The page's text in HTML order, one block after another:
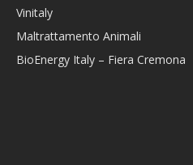
Vinitaly
Maltrattamento Animali
BioEnergy Italy – Fiera Cremona